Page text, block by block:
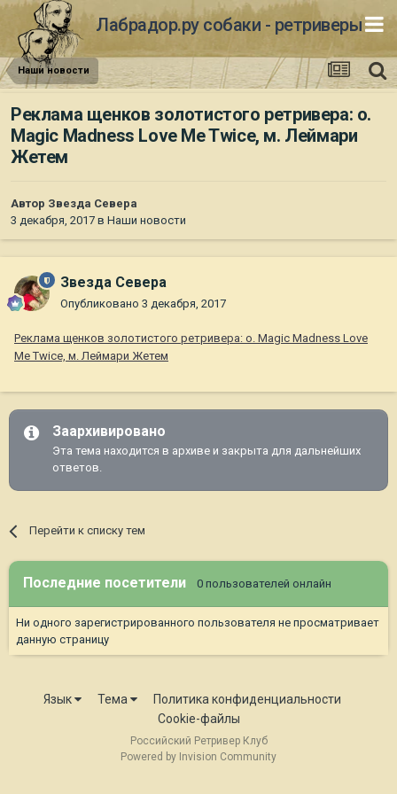
Лабрадор.ру собаки - ретриверы
Наши новости
Реклама щенков золотистого ретривера: о.
Magic Madness Love Me Twice, м. Леймари
Жетем
Автор Звезда Севера
3 декабря, 2017 в Наши новости
Звезда Севера
Опубликовано 3 декабря, 2017
Реклама щенков золотистого ретривера: о. Magic Madness Love
Me Twice, м. Леймари Жетем
Заархивировано
Эта тема находится в архиве и закрыта для дальнейших
ответов.
Перейти к списку тем
Последние посетители 0 пользователей онлайн
Ни одного зарегистрированного пользователя не просматривает
данную страницу
Язык Тема
Политика конфиденциальности
Cookie-файлы
Российский Ретривер Клуб
Powered by Invision Community